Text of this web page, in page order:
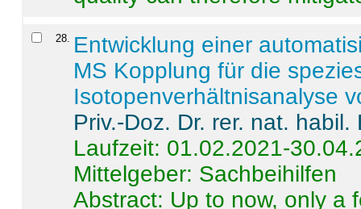
28. Entwicklung einer
MS Kopplung für die
Isotopenverhältnisanalyse
Priv.-Doz. Dr. rer. nat.
Laufzeit: 01.02.2021-
Mittelgeber: Sachbeihilfen
Abstract: Up to now, only a